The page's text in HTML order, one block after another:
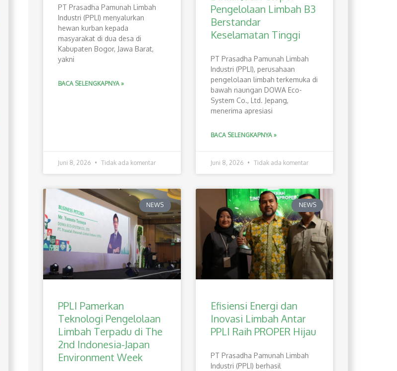
PT Prasadha Pamunah Limbah
Industri (PPLI) menyalurkan
hewan kurban kepada
masyarakat di dua desa di
Kabupaten Bogor, Jawa Barat,
yakni
BACA SELENGKAPNYA »
Juni 8, 2026 Tidak ada komentar
Pengelolaan Limbah B3
Berstandar
Keselamatan Tinggi
PT Prasadha Pamunah Limbah
Industri (PPLI), perusahaan
pengelolaan limbah terkemuka di
bawah naungan DOWA Eco-
System Co., Ltd. Jepang,
menerima apresiasi
BACA SELENGKAPNYA »
Juni 8, 2026 Tidak ada komentar
NEWS
PPLI Pamerkan
Teknologi Pengelolaan
Limbah Terpadu di The
2nd Indonesia-Japan
Environment Week
NEWS
Efisiensi Energi dan
Inovasi Limbah Antar
PPLI Raih PROPER Hijau
PT Prasadha Pamunah Limbah
Industri (PPLI) berhasil